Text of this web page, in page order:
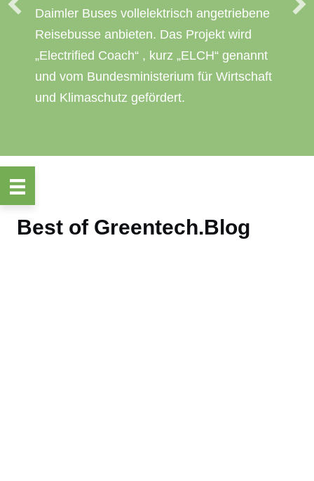
Daimler Buses vollelektrisch angetriebene
Reisebusse anbieten. Das Projekt wird
„Electrified Coach“ , kurz „ELCH“ genannt
und vom Bundesministerium für Wirtschaft
und Klimaschutz gefördert.
Best of Greentech.Blog